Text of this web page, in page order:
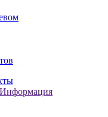
Информация